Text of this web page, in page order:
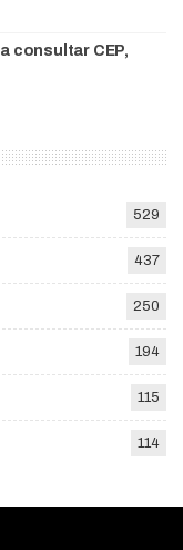
consultar CEP,
529
437
250
194
115
114